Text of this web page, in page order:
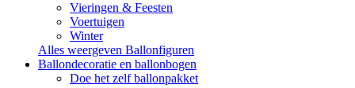
Vieringen & Feesten
Voertuigen
Winter
Alles weergeven Ballonfiguren
Ballondecoratie en ballonbogen
Doe het zelf ballonpakket